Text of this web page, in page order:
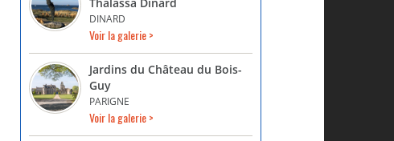
Thalassa Dinard
DINARD
Voir la galerie >
Jardins du Château du Bois-
Guy
PARIGNE
Voir la galerie >